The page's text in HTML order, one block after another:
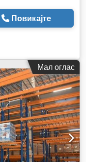
Повикајте
Мал оглас